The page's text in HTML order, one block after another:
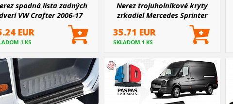
spodná lista zadných
VW Crafter 2006-17
EUR
1 KS
Nerez trojuholníkové kryty
zrkadiel Mercedes Sprinter
W906 2006-18, VW Crafter
2006-17
35.71 EUR
SKLADOM 1 KS